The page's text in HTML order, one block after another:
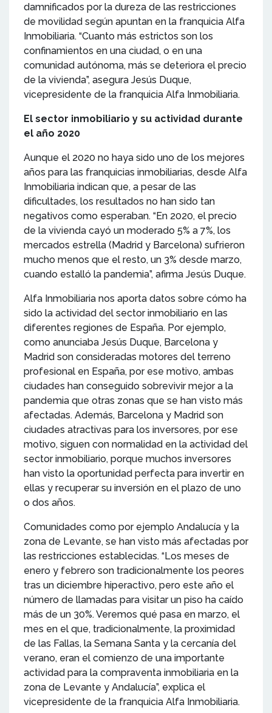
damnificados por la dureza de las restricciones
de movilidad según apuntan en la franquicia Alfa
Inmobiliaria. “Cuanto más estrictos son los
confinamientos en una ciudad, o en una
comunidad autónoma, más se deteriora el precio
de la vivienda”, asegura Jesús Duque,
vicepresidente de la franquicia Alfa Inmobiliaria.
El sector inmobiliario y su actividad durante
el año 2020
Aunque el 2020 no haya sido uno de los mejores
años para las franquicias inmobiliarias, desde Alfa
Inmobiliaria indican que, a pesar de las
dificultades, los resultados no han sido tan
negativos como esperaban. “En 2020, el precio
de la vivienda cayó un moderado 5% a 7%, los
mercados estrella (Madrid y Barcelona) sufrieron
mucho menos que el resto, un 3% desde marzo,
cuando estalló la pandemia”, afirma Jesús Duque.
Alfa Inmobiliaria nos aporta datos sobre cómo ha
sido la actividad del sector inmobiliario en las
diferentes regiones de España. Por ejemplo,
como anunciaba Jesús Duque, Barcelona y
Madrid son consideradas motores del terreno
profesional en España, por ese motivo, ambas
ciudades han conseguido sobrevivir mejor a la
pandemia que otras zonas que se han visto más
afectadas. Además, Barcelona y Madrid son
ciudades atractivas para los inversores, por ese
motivo, siguen con normalidad en la actividad del
sector inmobiliario, porque muchos inversores
han visto la oportunidad perfecta para invertir en
ellas y recuperar su inversión en el plazo de uno
o dos años.
Comunidades como por ejemplo Andalucía y la
zona de Levante, se han visto más afectadas por
las restricciones establecidas. “Los meses de
enero y febrero son tradicionalmente los peores
tras un diciembre hiperactivo, pero este año el
número de llamadas para visitar un piso ha caído
más de un 30%. Veremos qué pasa en marzo, el
mes en el que, tradicionalmente, la proximidad
de las Fallas, la Semana Santa y la cercanía del
verano, eran el comienzo de una importante
actividad para la compraventa inmobiliaria en la
zona de Levante y Andalucía”, explica el
vicepresidente de la franquicia Alfa Inmobiliaria.